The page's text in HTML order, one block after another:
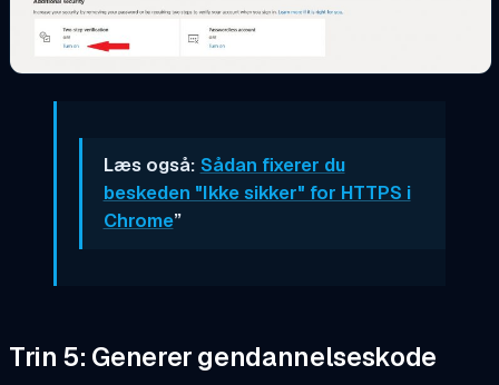
Læs også: Sådan fixerer du
beskeden "Ikke sikker" for HTTPS i
Chrome”
Trin 5: Generer gendannelseskode